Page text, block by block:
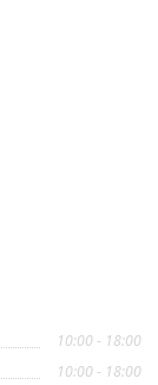
10:00 - 18:00
10:00 - 18:00